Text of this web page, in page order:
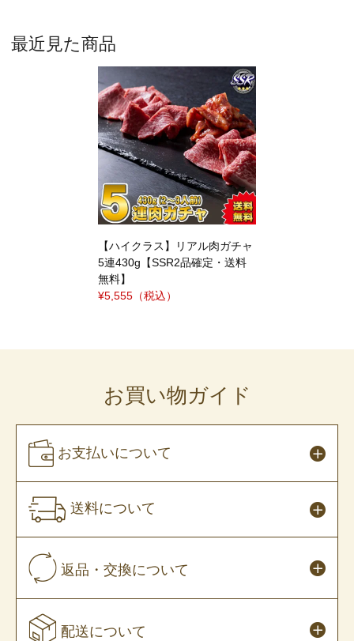
最近見た商品
【ハイクラス】リアル肉ガチャ
5連430g【SSR2品確定・送料
無料】
¥5,555 （税込）
お買い物ガイド
お支払いについて
送料について
返品・交換について
配送について